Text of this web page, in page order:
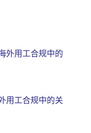
外用工合规中的
用工合规中的关